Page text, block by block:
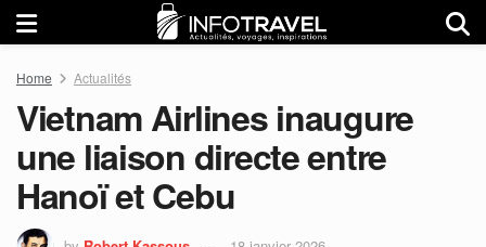
Home Actualités
Vietnam Airlines inaugure
une liaison directe entre
Hanoï et Cebu